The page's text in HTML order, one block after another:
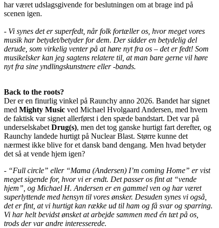
har været udslagsgivende for beslutningen om at brage ind på
scenen igen.
- Vi synes det er superfedt, når folk fortæller os, hvor meget vores
musik har betydet/betyder for dem. Der sidder en betydelig del
derude, som virkelig venter på at høre nyt fra os – det er fedt! Som
musikelsker kan jeg sagtens relatere til, at man bare gerne vil høre
nyt fra sine yndlingskunstnere eller -bands.
Back to the roots?
Der er en finurlig vinkel på Raunchy anno 2026. Bandet har signet
med Mighty Music ved Michael Hvolgaard Andersen, med hvem
de faktisk var signet allerførst i den spæde bandstart. Det var på
underselskabet Drug(s), men det tog ganske hurtigt fart derefter, og
Raunchy landede hurtigt på Nuclear Blast. Større kunne det
nærmest ikke blive for et dansk band dengang. Men hvad betyder
det så at vende hjem igen?
- “Full circle” eller “Mama (Andersen) I’m coming Home” er vist
meget sigende for, hvor vi er endt. Det passer os fint at “vende
hjem”, og Michael H. Andersen er en gammel ven og har været
superlyttende med hensyn til vores ønsker. Desuden synes vi også,
det er fint, at vi hurtigt kan række ud til ham og få svar og sparring.
Vi har helt bevidst ønsket at arbejde sammen med én tæt på os,
trods der var andre interesserede.